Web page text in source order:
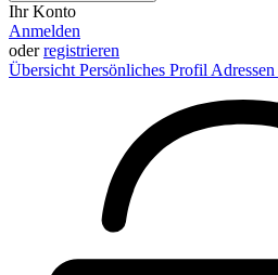
Ihr Konto
Anmelden
oderregistrieren
Übersicht Persönliches Profil Adressen